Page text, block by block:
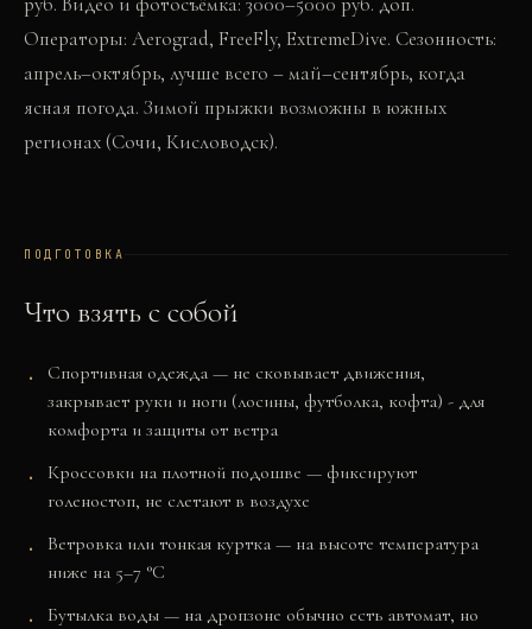
Операторы: Aerograd, FreeFly, ExtremeDive. Сезонность:
апрель–октябрь, лучше всего – май–сентябрь, когда
ясная погода. Зимой прыжки возможны в южных
регионах (Сочи, Кисловодск).
ПОДГОТОВКА
Что взять с собой
Спортивная одежда — не сковывает движения,
закрывает руки и ноги (лосины, футболка, кофта) - для
комфорта и защиты от ветра
Кроссовки на плотной подошве — фиксируют
голеностоп, не слетают в воздухе
Ветровка или тонкая куртка — на высоте температура
ниже на 5–7 °C
Бутылка воды — на дропзоне обычно есть автомат, но